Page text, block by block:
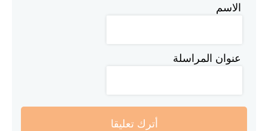
الاسم
عنوان المراسلة
أترك تعليقا